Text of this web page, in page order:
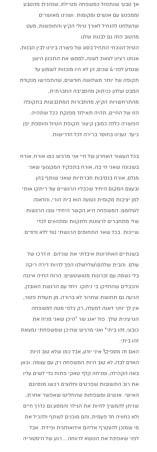
אך טבעי שנתנהל כמשפחה מטיילת, שנהנית מהטבע
וממפגש עם אנשים ומקומות. ושנינו מאושרים
שהצלחנו להנחיל לאורך טיולי הקיץ והחופשות, מעט
מהטוב הזה גם לבנות שלנו.
הטיול הנוכחי התחיל בסוג של פשרה בינינו לבין הבנות,
אנחנו רצינו לצאת לשנה, לממש את התכנון הישן
שנגדע לפני 4 שנים, הן לא היו מוכנות לשמוע על
תקופה של יותר משלושה חודשים, שהתפרשו מנקודת
המבט שלהן כניתוק מהסביבה החברתית,
מהתרחשויות הקיץ, מהחבורות המתגבשות בתקופה
הזו של החיים, תהיה תאילנד מפנקת ככל שתהיה.
הפשרה כללה כמובן קיצור תקופת הטיול והוספת יפן
כיעד. נענינו בחוסר ברירה לכל הדרישות.
בכל העשור האחרון של חיי אני מרגיש כמו אורח, אורח
בשכונה שאני חי בה, אורח בתפקיד המקצועי שאני
מגלם, אורח בנסיבות חברתיות שאני שותף בהן.
ובעצם המקום היחיד שכבליו הרגשיים עוד ריתקו אותי
למן יציבות מקומית נטועה הוא בית הורי, והדאגה
לשלומם. המשפחה היא הקשר היחידי שבו הרגשות
שלי מתחברים לרצונות ולתקוות ומתהווים לכדי
שייכות. בכל שאר התחומים הרגשתי נווד ללא נדודים.
בשנתיים האחרונות איבדתי את שניהם. זו דרכו של
עולם. והבית שלהם\שלי\שלנו הפך להיות דירה ריקה
בלי נשמה עם זכרונות מטושטשים. הרוח החיה איננה
והכבלים שהחזיקו בי ניתקו. ויחד עם הרגשת האובדן,
הגיעה גם תחושת שחרור לא ברורה, מן תעודת פטור,
אין לך יותר דאגה למעלה, רק כלפי מטה למשפחה
הגרעינית שלך. פול יאנג שר "היכן שאני מניח את
כובעי, זהו ביתי" ואני מרגיש שהיכן שמשפחתי נמצאת
זהו ביתי.
האם זה מספיק? איני יודע, אבל כמו שלא טוב היות
האדם לבדו, לא טוב היות המשפחה רק עם עצמה. וכאן
באה הקהילה, ומניחה קלף טאקי פתוח כדי לשים עליו
את רוב התשובות שפרטים וחלוצים רכשו מנסיונם
האישי. אנשים ומשפחות שהחליטו שאפשר אחרת,
שניתן להמשיך לחיות את הגילוי והמסע גם כדרך חיים
ולא כחוויה חד פעמית, והם מוכנים לשתף ולהכיל את
מי שמוכן להצטרף אליהם אידואולוגית ופיזית. אבל
לפני שאפתח את הנושא לרווחה....רגע של היסטוריה